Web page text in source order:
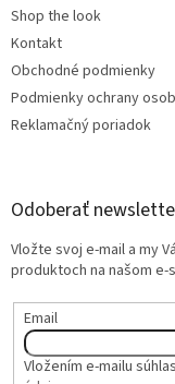
Shop the look
Kontakt
Obchodné podmienky
Podmienky ochrany
Reklamačný poriadok
Odoberať
Vložte svoj e-mail a my
produktoch na našom e-
Email
Vložením e-mailu